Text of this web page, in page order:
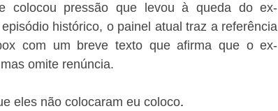
colocou pressão que levou à queda do ex-
histórico, o painel atual traz a referência
com um breve texto que afirma que o ex-
omite renúncia.
eles não colocaram eu coloco.